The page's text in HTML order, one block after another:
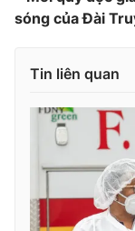
thuận bằng văn
thông tin từ
sóng của Đài
Tin liên quan